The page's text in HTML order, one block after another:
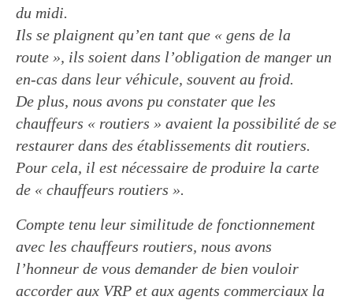
du midi.
Ils se plaignent qu’en tant que « gens de la
route », ils soient dans l’obligation de manger un
en-cas dans leur véhicule, souvent au froid.
De plus, nous avons pu constater que les
chauffeurs « routiers » avaient la possibilité de se
restaurer dans des établissements dit routiers.
Pour cela, il est nécessaire de produire la carte
de « chauffeurs routiers ».
Compte tenu leur similitude de fonctionnement
avec les chauffeurs routiers, nous avons
l’honneur de vous demander de bien vouloir
accorder aux VRP et aux agents commerciaux la